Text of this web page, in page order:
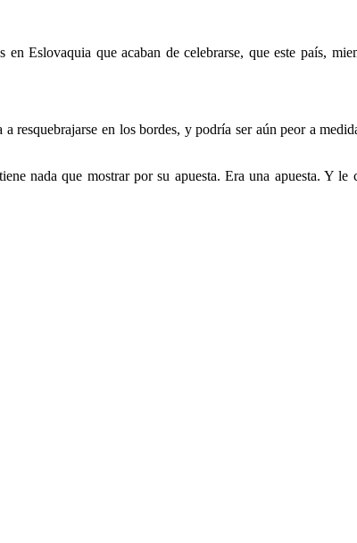
Eslovaquia que acaban de celebrarse, que este país,
resquebrajarse en los bordes, y podría ser aún peor a
nada que mostrar por su apuesta. Era una apuesta. Y